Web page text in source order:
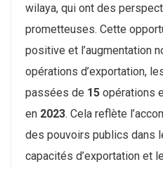
wilaya, qui ont des
prometteuses. Cette
positive et l’augmentation
opérations d’exportation,
passées de 15 opérations
en 2023. Cela reflète
des pouvoirs publics dans
capacités d’exportation et